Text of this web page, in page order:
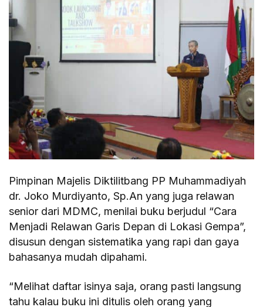
Pimpinan Majelis Diktilitbang PP Muhammadiyah
dr. Joko Murdiyanto, Sp.An yang juga relawan
senior dari MDMC, menilai buku berjudul “Cara
Menjadi Relawan Garis Depan di Lokasi Gempa”,
disusun dengan sistematika yang rapi dan gaya
bahasanya mudah dipahami.
“Melihat daftar isinya saja, orang pasti langsung
tahu kalau buku ini ditulis oleh orang yang